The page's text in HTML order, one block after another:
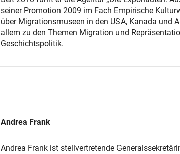
seiner Promotion 2009 im Fach Empirische
über Migrationsmuseen in den USA, Kanada und
allem zu den Themen Migration und
Geschichtspolitik.
Andrea Frank
Andrea Frank ist stellvertretende